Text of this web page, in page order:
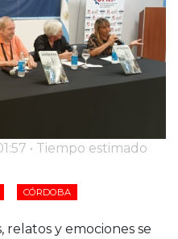
• Tiempo estimado
CÓRDOBA
relatos y emociones se